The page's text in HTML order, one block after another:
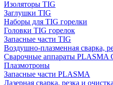
Изоляторы TIG
Заглушки TIG
Наборы для TIG горелки
Головки TIG горелок
Запасные части TIG
Воздушно-плазменная сварка,
Сварочные аппараты PLASMA
Плазмотроны
Запасные части PLASMA
Лазерная сварка, резка и очистка